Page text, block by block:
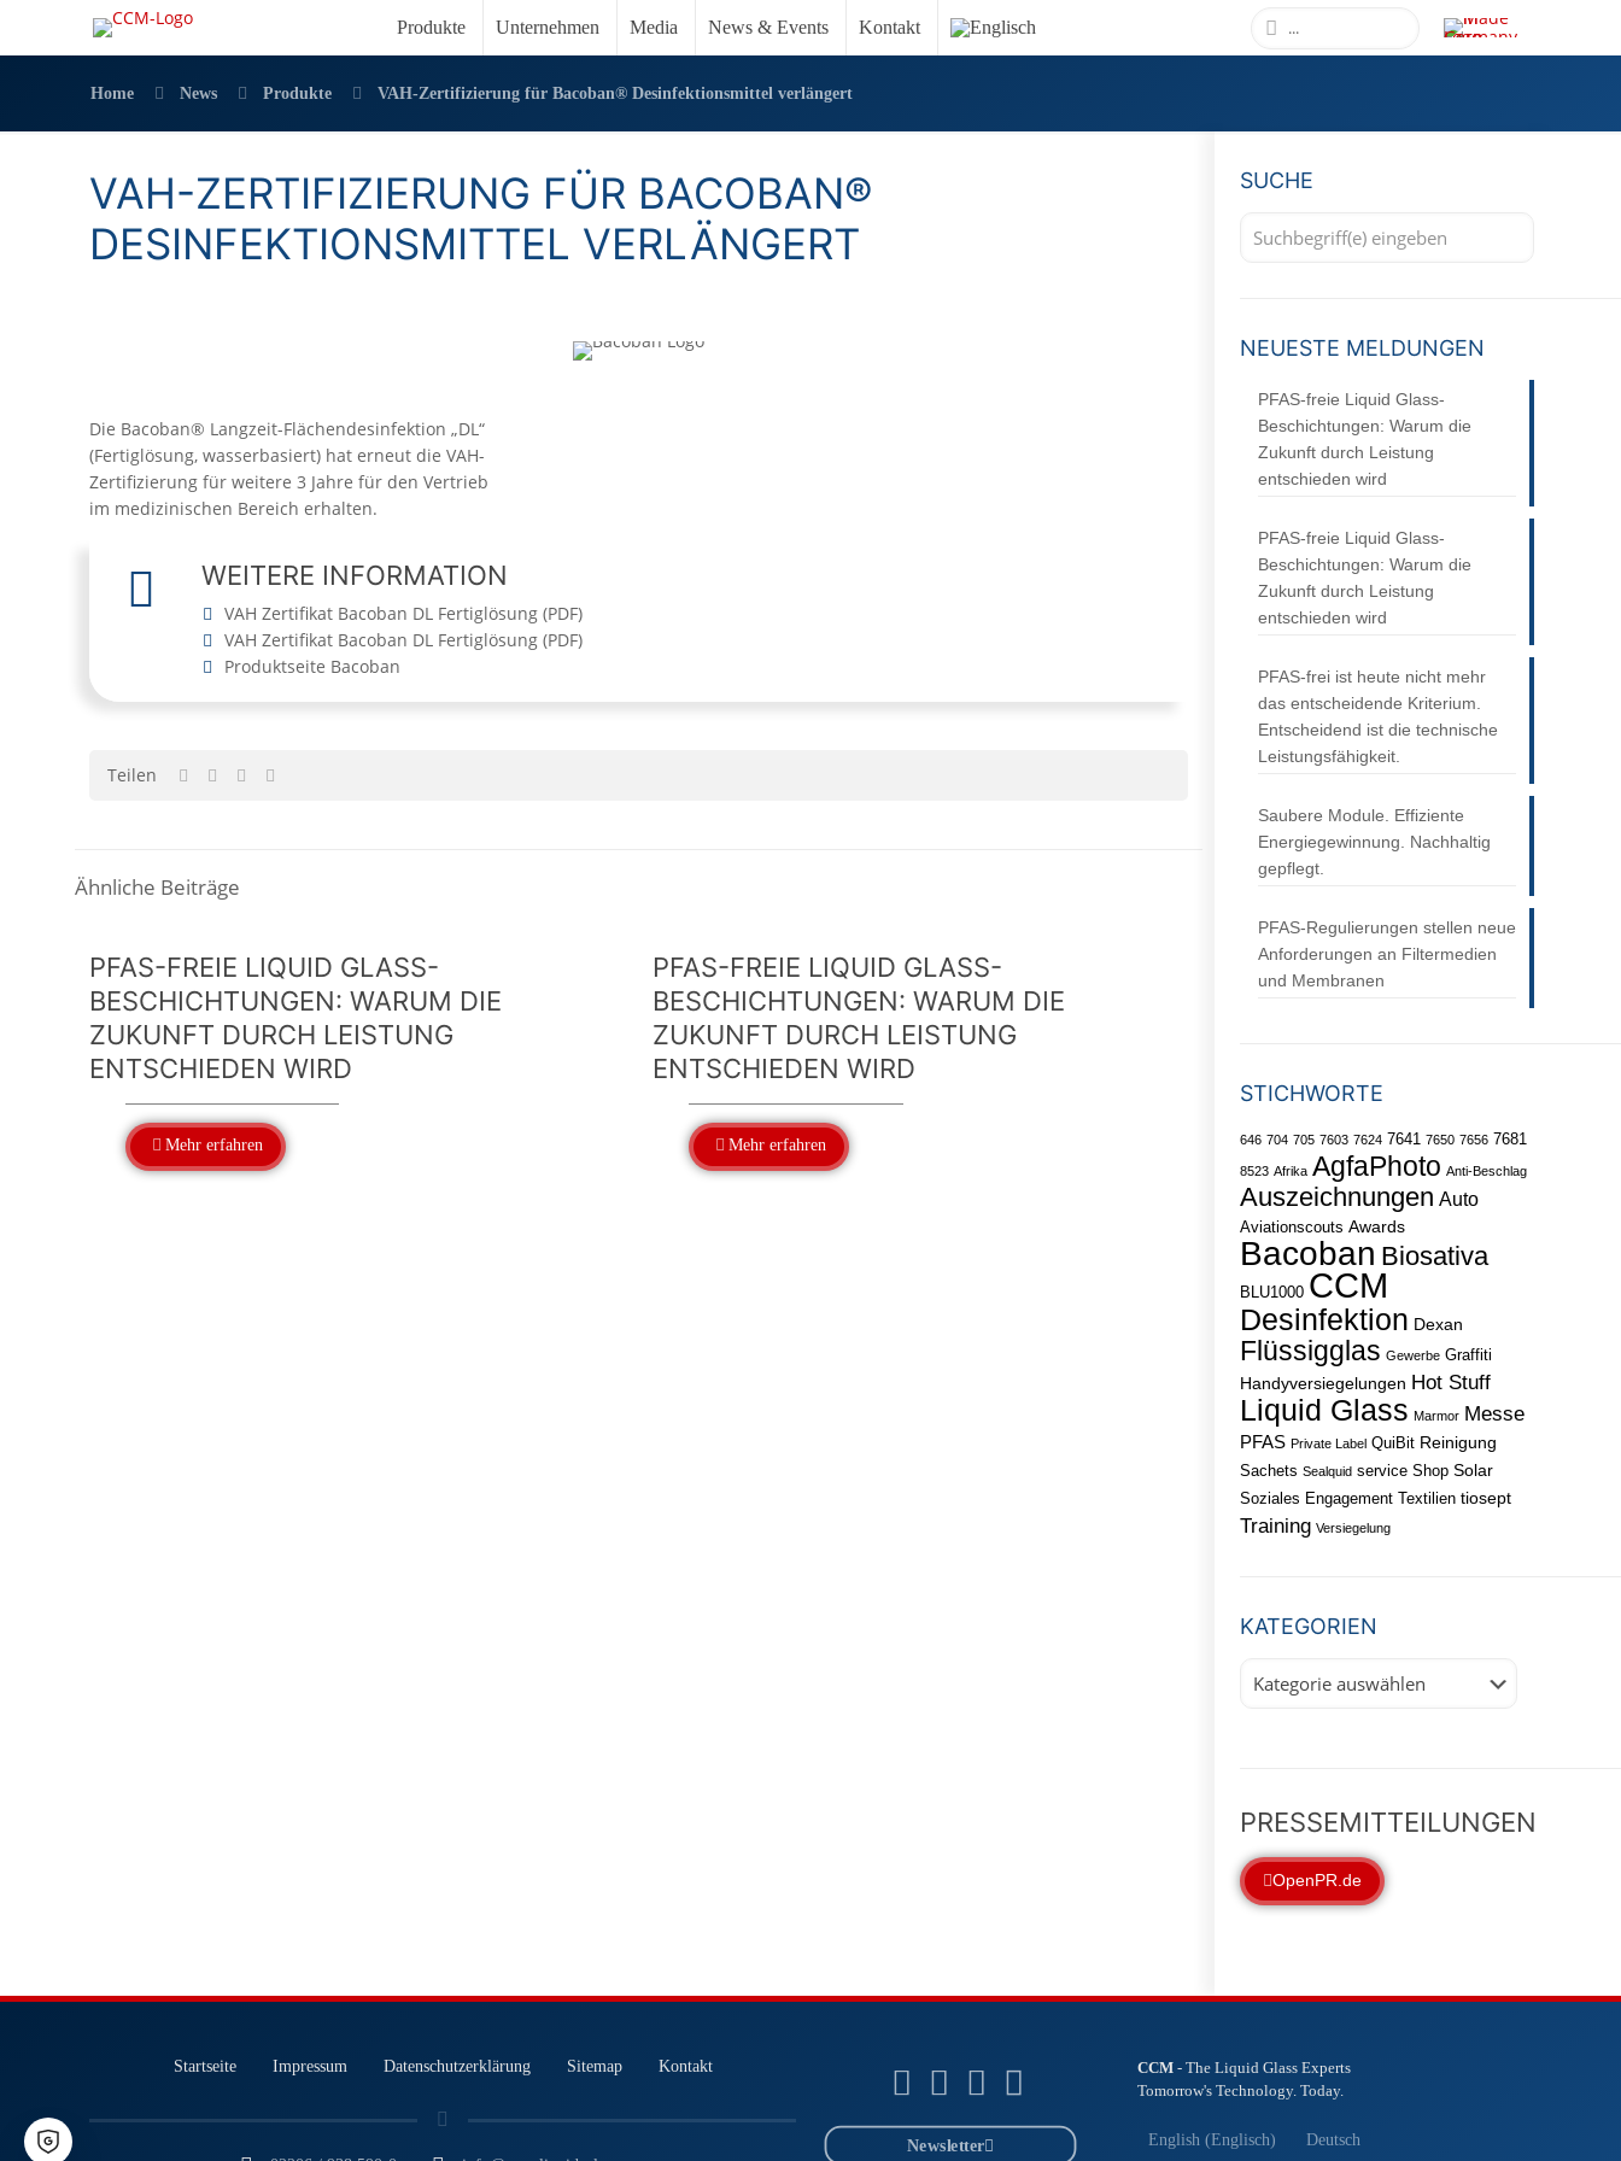
Produkte Unternehmen Media News & Events Kontakt
Home News Produkte VAH-Zertifizierung für Bacoban® Desinfektionsmittel verlängert
VAH-ZERTIFIZIERUNG FÜR BACOBAN®
DESINFEKTIONSMITTEL VERLÄNGERT
Die Bacoban® Langzeit-Flächendesinfektion „DL“
(Fertiglösung, wasserbasiert) hat erneut die VAH-
Zertifizierung für weitere 3 Jahre für den Vertrieb
im medizinischen Bereich erhalten.
WEITERE INFORMATION
VAH Zertifikat Bacoban DL Fertiglösung (PDF)
VAH Zertifikat Bacoban DL Fertiglösung (PDF)
Produktseite Bacoban
Teilen
Ähnliche Beiträge
PFAS-FREIE LIQUID GLASS-
BESCHICHTUNGEN: WARUM DIE
ZUKUNFT DURCH LEISTUNG
ENTSCHIEDEN WIRD
Mehr erfahren
PFAS-FREIE LIQUID GLASS-
BESCHICHTUNGEN: WARUM DIE
ZUKUNFT DURCH LEISTUNG
ENTSCHIEDEN WIRD
Mehr erfahren
SUCHE
NEUESTE MELDUNGEN
PFAS-freie Liquid Glass-
Beschichtungen: Warum die
Zukunft durch Leistung
entschieden wird
PFAS-freie Liquid Glass-
Beschichtungen: Warum die
Zukunft durch Leistung
entschieden wird
PFAS-frei ist heute nicht mehr
das entscheidende Kriterium.
Entscheidend ist die technische
Leistungsfähigkeit.
Saubere Module. Effiziente
Energiegewinnung. Nachhaltig
gepflegt.
PFAS-Regulierungen stellen neue
Anforderungen an Filtermedien
und Membranen
STICHWORTE
646 704 705 7603 7624 7641 7650 7656 7681
8523 Afrika AgfaPhoto Anti-Beschlag
Auszeichnungen Auto
Aviationscouts Awards
Bacoban Biosativa
BLU1000 CCM
Desinfektion Dexan
Flüssigglas Gewerbe Graffiti
Handyversiegelungen Hot Stuff
Liquid Glass Marmor Messe
PFAS Private Label QuiBit Reinigung
Sachets Sealquid service Shop Solar
Soziales Engagement Textilien tiosept
Training Versiegelung
KATEGORIEN
PRESSEMITTEILUNGEN
OpenPR.de
Startseite Impressum Datenschutzerklärung Sitemap Kontakt
Newsletter
CCM - The Liquid Glass Experts
Tomorrow's Technology. Today.
English (Englisch) Deutsch